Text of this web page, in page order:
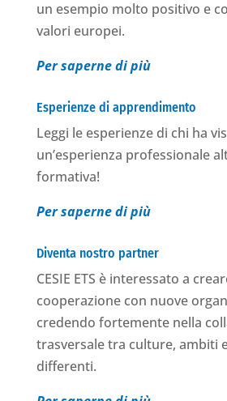
un esempio molto positivo e
valori europei.
Per saperne di più
Esperienze di apprendimento
Leggi le esperienze di chi ha
un’esperienza professionale
formativa!
Per saperne di più
Diventa nostro partner
CESIE ETS è interessato a
cooperazione con nuove
credendo fortemente nella
trasversale tra culture, ambiti
differenti.